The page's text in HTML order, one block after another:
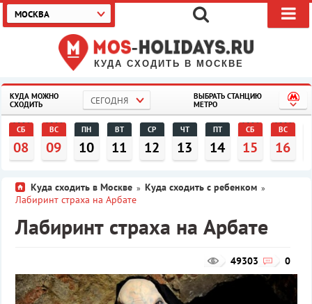
КУДА СХОДИТЬ В МОСКВЕ
МОСКВА
КУДА МОЖНО
СХОДИТЬ
СЕГОДНЯ
ВЫБРАТЬ СТАНЦИЮ
МЕТРО
СБ
08
ВС
09
ПН
10
ВТ
11
СР
12
ЧТ
13
ПТ
14
СБ
15
ВС
16
Куда сходить в Москве » Куда сходить с ребенком »
Лабиринт страха на Арбате
Лабиринт страха на Арбате
0
49303